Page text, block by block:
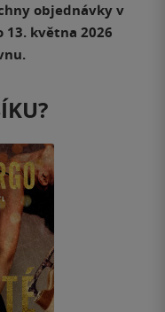
objednávky v
13. května 2026